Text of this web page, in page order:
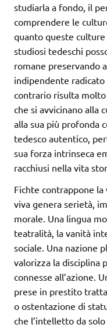
studiarla a fondo, il
comprendere le
quanto queste culture
studiosi tedeschi
romane preservando
indipendente
contrario risulta
che si avvicinano alla
alla sua più profonda
tedesco autentico,
sua forza intrinseca
racchiusi nella vita
Fichte contrappone
viva genera serietà,
morale. Una lingua
teatralità, la vanità
sociale. Una nazione
valorizza la disciplina
connesse all’azione.
prese in prestito
o ostentazione di
che l’intelletto da solo